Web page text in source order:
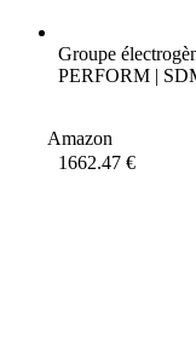
Groupe
PERFORM |
Amazon
1662.47 €